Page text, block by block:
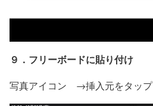
９．フリーボードに貼り付け
写真アイコン →挿入元をタップ